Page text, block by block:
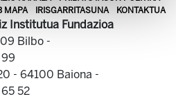
MAPA
IRISGARRITASUNA KONTAKTUA
Institutua Fundazioa
Bilbo -
- 64100 Baiona -
52